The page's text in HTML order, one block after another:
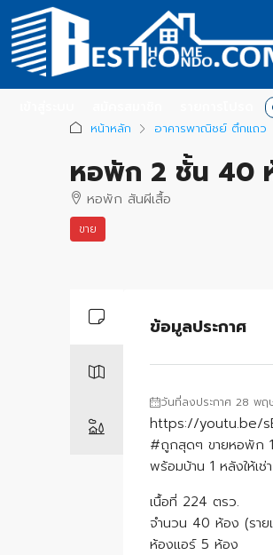
หน้าหลัก อาคารพาณิชย์ ตึกแถว
หอพัก 2 ชั้น 40
หอพัก สันผีเสื้อ
ขาย
−
ข้อมูลประกาศ
วันที่ลงประกาศ 28 พฤ
https://youtu.be/
#ถูกสุดๆ ขายหอพัก​
พร้อมบ้าน 1 หลังให้เช่
เนื้อที่ ​224​ ตรว.
จำนวน 40 ห้อง (รา
ห้อง​แอร์ 5​ ห้อง